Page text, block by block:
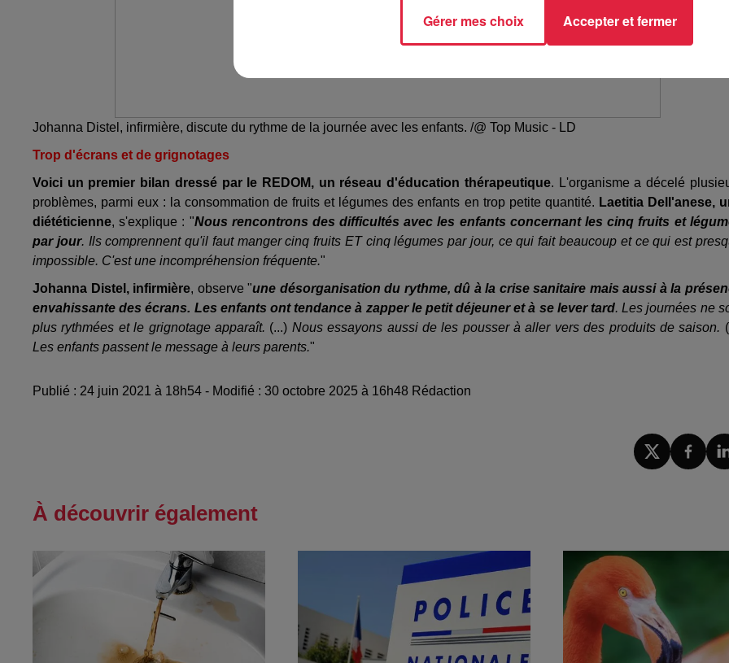
Johanna Distel, infirmière, discute du rythme de la journée avec les enfants. /@ Top Music - LD
Trop d'écrans et de grignotages
Voici un premier bilan dressé par le REDOM, un réseau d'éducation thérapeutique. L'organisme a décelé
problèmes, parmi eux : la consommation de fruits et légumes des enfants en trop petite quantité. Laetitia Dell'anese,
diététicienne, s'explique : "Nous rencontrons des difficultés avec les enfants concernant les cinq fruits et
par jour. Ils comprennent qu'il faut manger cinq fruits ET cinq légumes par jour, ce qui fait beaucoup et ce qui est
impossible. C'est une incompréhension fréquente."
Johanna Distel, infirmière, observe "une désorganisation du rythme, dû à la crise sanitaire mais aussi à la
envahissante des écrans. Les enfants ont tendance à zapper le petit déjeuner et à se lever tard. Les journées ne
plus rythmées et le grignotage apparaît. (...) Nous essayons aussi de les pousser à aller vers des produits de saison.
Les enfants passent le message à leurs parents."
Publié : 24 juin 2021 à 18h54 - Modifié : 30 octobre 2025 à 16h48 Rédaction
À découvrir également
Gérer mes choix Accepter et fermer